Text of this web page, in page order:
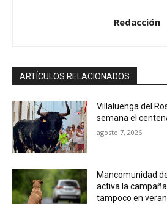
Redacción
ARTÍCULOS RELACIONADOS
Villaluenga del
semana el
agosto 7, 2026
Mancomunidad
activa la
tampoco en